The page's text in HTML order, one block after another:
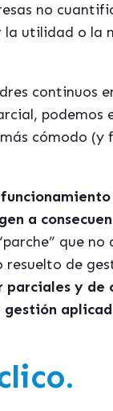
no
utilidad o la
continuos
podemos
cómodo (y
a
que no
resuelto de
parciales y de
gestión